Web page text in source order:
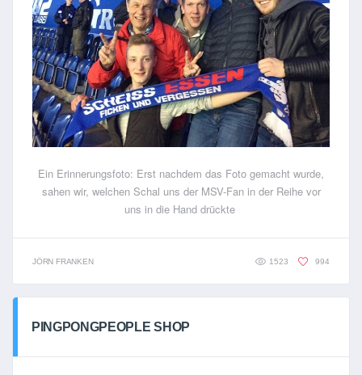
Ein Erinnerungsfoto: Erst nachdem das Foto gemacht wurde,
sahen wir, welchen Schal uns der MSV-Fan in der Reihe vor
uns in die Hand drückte
JÖRN FRANKEN 1523 994
PINGPONGPEOPLE SHOP